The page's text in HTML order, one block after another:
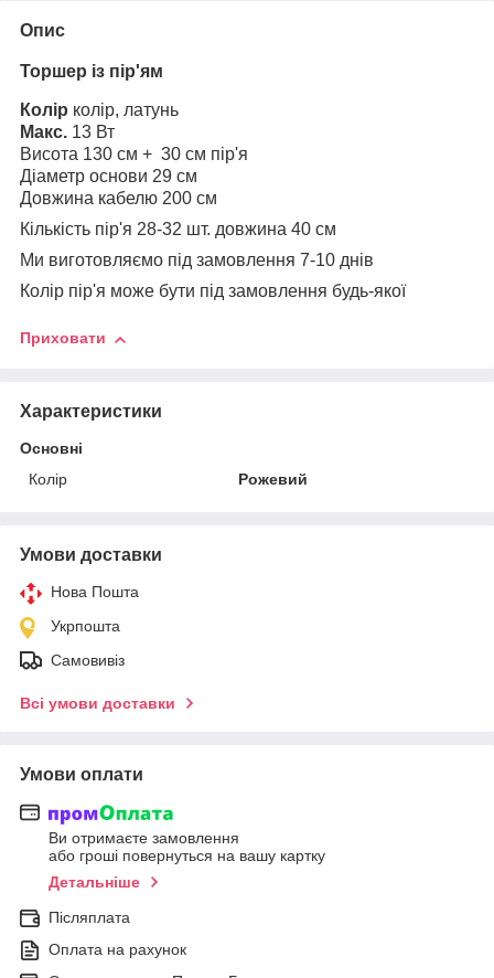
Опис
Торшер із пір'ям
Колір колір, латунь
Макс. 13 Вт
Висота 130 см + 30 см пір'я
Діаметр основи 29 см
Довжина кабелю 200 см
Кількість пір'я 28-32 шт. довжина 40 см
Ми виготовляємо під замовлення 7-10 днів
Колір пір'я може бути під замовлення будь-якої
Приховати
Характеристики
Основні
Колір
Рожевий
Умови доставки
Нова Пошта
Укрпошта
Самовивіз
Всі умови доставки
Умови оплати
Ви отримаєте замовлення
або гроші повернуться на вашу картку
Детальніше
Післяплата
Оплата на рахунок